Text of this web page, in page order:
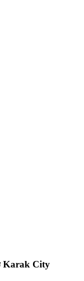
تقويم مواعيد الصلاة الشهري لمدينة Karak City